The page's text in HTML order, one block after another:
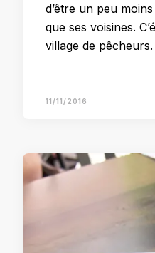
d’être un peu
que ses voisines.
village de
11/11/2016